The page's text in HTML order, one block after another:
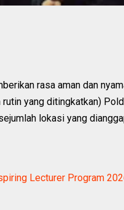
rasa aman dan
yang ditingkatkan)
lokasi yang
Lecturer Program